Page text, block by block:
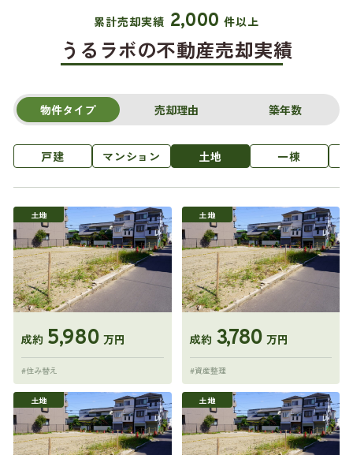
累計売却実績 2,000 件以上
うるラボの不動産売却実績
物件タイプ 売却理由 築年数
戸建 マンション 土地 一棟
土地
成約 5,980 万円
#住み替え
土地
成約 3,780 万円
#資産整理
土地 土地